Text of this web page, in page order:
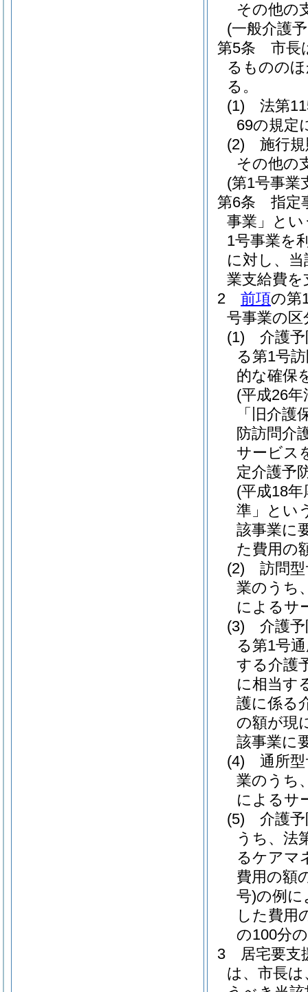
その他の
(一般介護
第5条
市長
るものの
る。
(1)
法第
69の規定
(2)
施行
その他の
(第1号事業
第6条
指定
事業」とい
1号事業を
に対し、
業支給費
2
前項の第
号事業の
(1)
介護
る第1号
的な確保
(平成26
「旧介護
防訪問介
サービス
定介護予
(平成18
準」とい
該事業に
た費用の
(2)
訪問
業のうち
によるサ
(3)
介護
る第1号
する介護
に相当す
護に係る
の額が現
該事業に
(4)
通所
業のうち
によるサ
(5)
介護
うち、法
るケアマ
費用の額
号)の例に
した費用
の100分
3
居宅要支
は、市長